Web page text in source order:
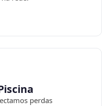
perdas